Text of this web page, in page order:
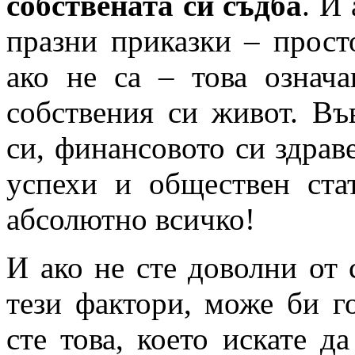
празни приказки –
ако не са – това
собствения си живот.
си, финансовото си
успехи и обществен
абсолютно всичко!
И ако не сте доволни от
тези фактори, може би
сте това, което искате